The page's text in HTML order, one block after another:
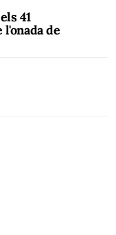
41
l'onada de